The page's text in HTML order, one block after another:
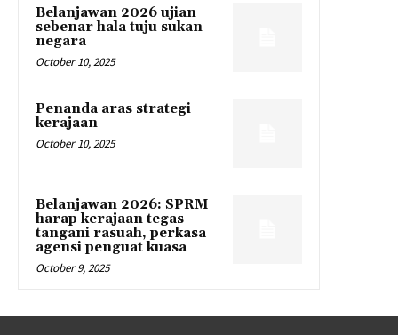
Belanjawan 2026 ujian
sebenar hala tuju sukan
negara
October 10, 2025
Penanda aras strategi
kerajaan
October 10, 2025
Belanjawan 2026: SPRM
harap kerajaan tegas
tangani rasuah, perkasa
agensi penguat kuasa
October 9, 2025